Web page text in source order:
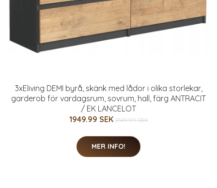
3xEliving DEMI byrå, skänk med lådor i olika storlekar,
garderob för vardagsrum, sovrum, hall, färg ANTRACIT
/ EK LANCELOT
1949.99 SEK 2149.99 SEK
MER INFO!